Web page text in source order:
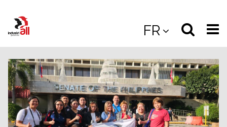
main
FR
Select
the
site